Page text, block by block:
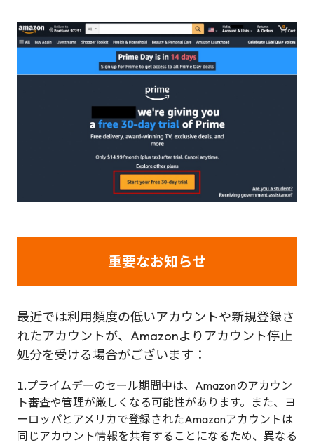
重要なお知らせ
最近では利用頻度の低いアカウントや新規登録さ
れたアカウントが、Amazonよりアカウント停止
処分を受ける場合がございます：
1.プライムデーのセール期間中は、Amazonのアカウン
ト審査や管理が厳しくなる可能性があります。また、ヨ
ーロッパとアメリカで登録されたAmazonアカウントは
同じアカウント情報を共有することになるため、異なる